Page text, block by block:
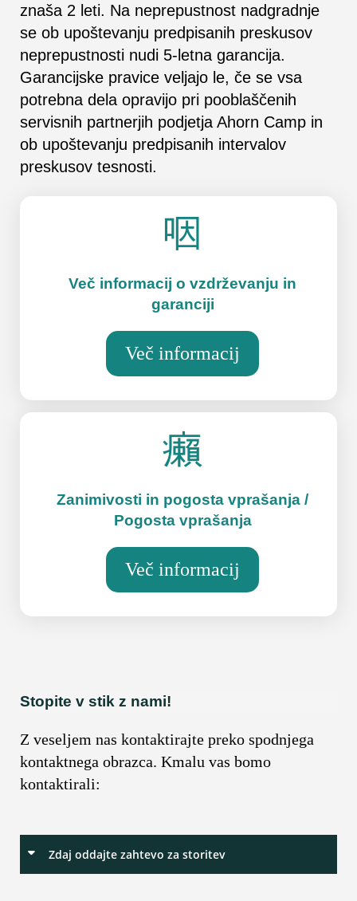
znaša 2 leti. Na neprepustnost nadgradnje
se ob upoštevanju predpisanih preskusov
neprepustnosti nudi 5-letna garancija.
Garancijske pravice veljajo le, če se vsa
potrebna dela opravijo pri pooblaščenih
servisnih partnerjih podjetja Ahorn Camp in
ob upoštevanju predpisanih intervalov
preskusov tesnosti.
Več informacij o vzdrževanju in
garanciji
Več informacij
Zanimivosti in pogosta vprašanja /
Pogosta vprašanja
Več informacij
Stopite v stik z nami!
Z veseljem nas kontaktirajte preko spodnjega
kontaktnega obrazca. Kmalu vas bomo
kontaktirali:
Zdaj oddajte zahtevo za storitev